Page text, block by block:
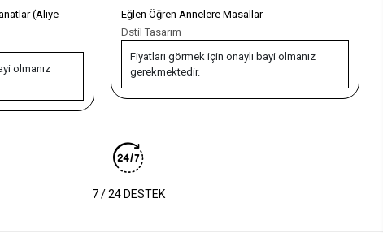
Masallar
onaylı bayi olmanız
Kinra Girls 7 - İlk Aşk
Fiyatları görmek için onaylı bayi olmanız
gerekmektedir.
7 / 24 DESTEK